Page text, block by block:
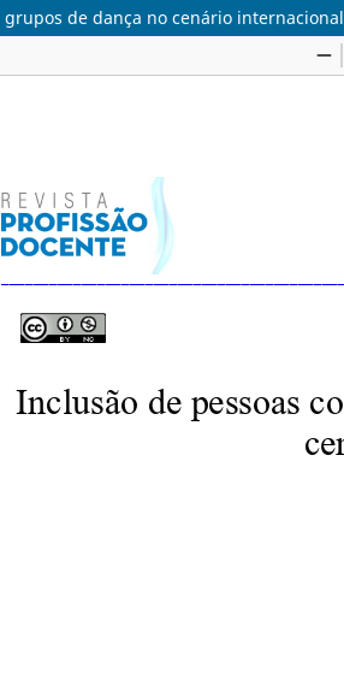
de dança no cenário internacional